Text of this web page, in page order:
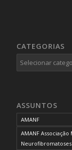
CATEGORIAS
Categorias
ASSUNTOS
AMANF
AMANF
Neurofibromatoses